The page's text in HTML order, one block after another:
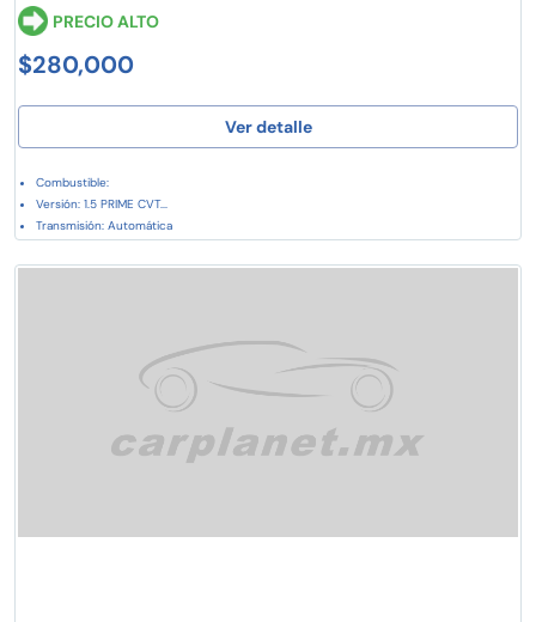
PRECIO ALTO
$280,000
Ver detalle
Combustible:
Versión: 1.5 PRIME CVT...
Transmisión: Automática